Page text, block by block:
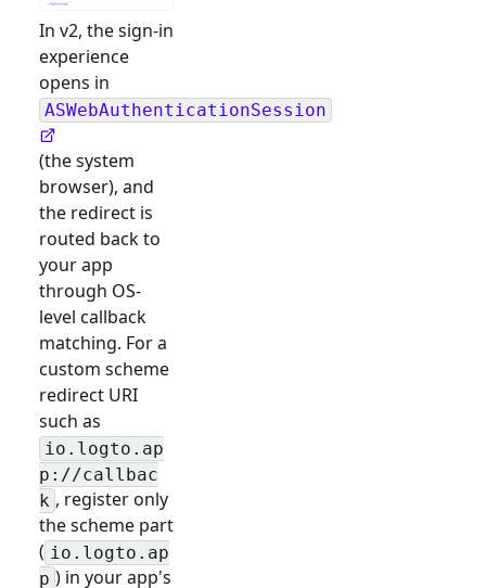
In v2, the sign-in
experience
opens in
ASWebAuthenticationSession
(the system
browser), and
the redirect is
routed back to
your app
through OS-
level callback
matching. For a
custom scheme
redirect URI
such as
io.logto.ap
p://callbac
k , register only
the scheme part
( io.logto.ap
p ) in your app's